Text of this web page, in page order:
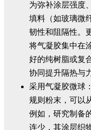
为弥补涂层强度
填料（如玻璃微
韧性和阻隔性。
将气凝胶集中在
好的纯树脂或复
协同提升隔热与
采用气凝胶微球
规则粉末，可以
例如，研究制备
连少，其涂层织